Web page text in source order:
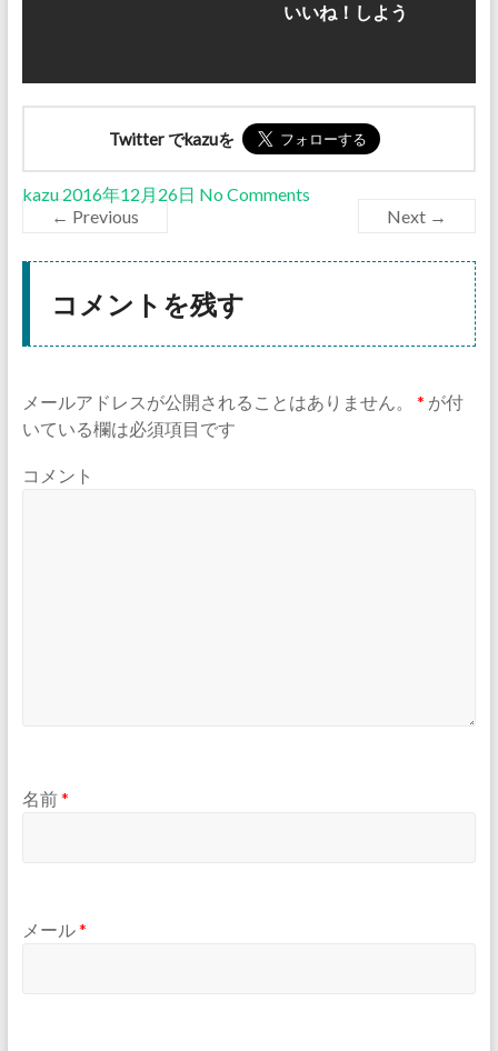
いいね！しよう
Twitter でkazuを
kazu 2016年12月26日 No Comments
← Previous
Next →
コメントを残す
メールアドレスが公開されることはありません。 * が付
いている欄は必須項目です
コメント
名前*
メール*